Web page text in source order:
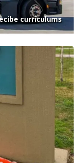
currículums